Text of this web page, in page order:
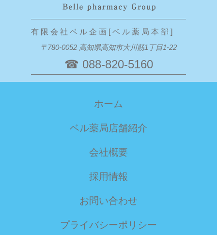
有 限 会 社 ベ ル 企 画 [ ベ ル 薬 局 本 部 ]
〒780-0052 高知県高知市大川筋1丁目1-22
☎ 088-820-5160
ホーム
ベル薬局店舗紹介
会社概要
採用情報
お問い合わせ
プライバシーポリシー